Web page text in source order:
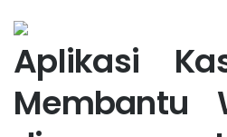
Aplikasi
Membantu